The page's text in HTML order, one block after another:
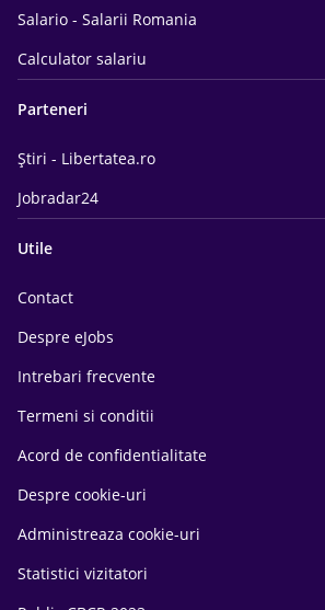
Salario - Salarii Romania
Calculator salariu
Parteneri
Știri - Libertatea.ro
Jobradar24
Utile
Contact
Despre eJobs
Intrebari frecvente
Termeni si conditii
Acord de confidentialitate
Despre cookie-uri
Administreaza cookie-uri
Statistici vizitatori